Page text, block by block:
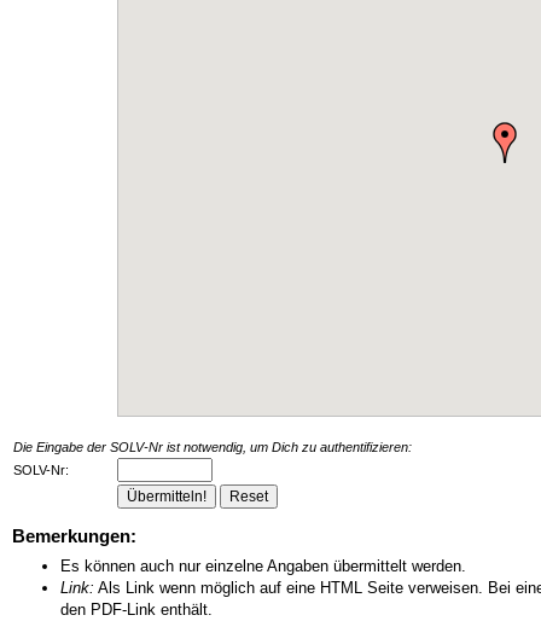
Die Eingabe der SOLV-Nr ist notwendig, um Dich zu authentifizieren:
SOLV-Nr:
Bemerkungen:
Es können auch nur einzelne Angaben übermittelt werden.
Link: Als Link wenn möglich auf eine HTML Seite verweisen. Bei
den PDF-Link enthält.